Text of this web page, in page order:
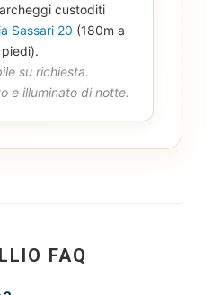
custoditi
Sassari 20 (180m a
piedi).
su richiesta.
e illuminato di notte.
FAQ